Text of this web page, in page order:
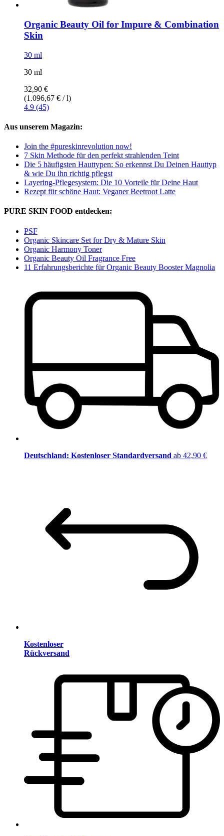
Organic Beauty Oil for Impure & Combination
Skin
30 ml
30 ml
32,90 €
(1.096,67 € / l)
4.9 (45)
Aus unserem Magazin:
Join the #pureskinrevolution now!
7 Skin Methode für den perfekt strahlenden Teint
Die 5 häufigsten Hauttypen: So erkennst Du Deinen Hauttyp
& wie Du ihn richtig pflegst
Layering-Pflegesystem: Die 10 Vorteile für Deine Haut
Rezept für schöne Haut: Veganer Beetroot Latte
PURE SKIN FOOD entdecken:
PSF
Organic Skincare Set for Dry & Mature Skin
Organic Harmony Toner
Organic Beauty Oil Fragrance Free
11 Erfahrungsberichte für Organic Beauty Booster Magnolia
Deutschland: Kostenloser Standardversand ab 42,90 €
Kostenloser
Rückversand